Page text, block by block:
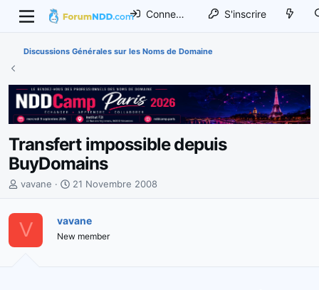
Connexion S'inscrire
Discussions Générales sur les Noms de Domaine
Transfert impossible depuis
BuyDomains
I
i
t
vavane
D
e
d
21 Novembre 2008
V vavane
New member